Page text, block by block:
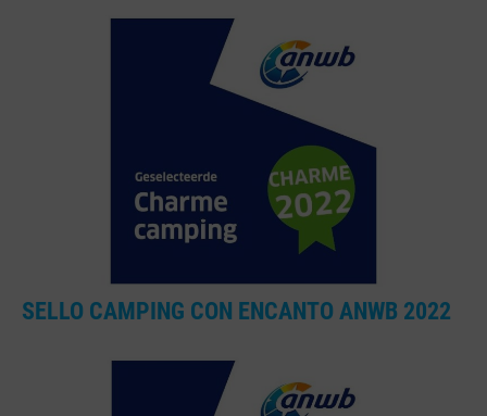
SELLO CAMPING CON ENCANTO ANWB 2022